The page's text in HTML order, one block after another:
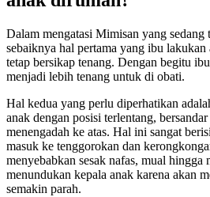
Dalam mengatasi Mimisan yang sedang
sebaiknya hal pertama yang ibu lakukan
tetap bersikap tenang. Dengan begitu
menjadi lebih tenang untuk di obati.
Hal kedua yang perlu diperhatikan
anak dengan posisi terlentang,
menengadah ke atas. Hal ini sangat
masuk ke tenggorokan dan
menyebabkan sesak nafas, mual hingga
menundukan kepala anak karena akan
semakin parah.